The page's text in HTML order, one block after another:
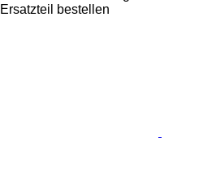
Ersatzteil bestellen